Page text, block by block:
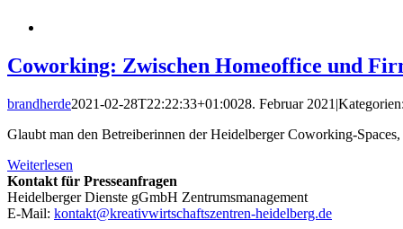
Coworking: Zwischen Homeoffice und
brandherde2021-02-28T22:22:33+01:0028. Februar 2021 |
Glaubt man den Betreiberinnen der Heidelberger Coworking-
Weiterlesen
Kontakt für Presseanfragen
Heidelberger Dienste gGmbH Zentrumsmanagement
E-Mail: kontakt@kreativwirtschaftszentren-heidelberg.de